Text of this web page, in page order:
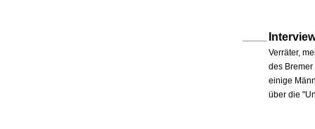
Verräter,
des
einige
über die